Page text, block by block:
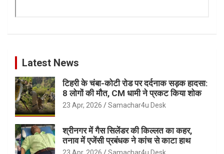
Latest News
टिहरी के चंबा-कोटी रोड पर दर्दनाक सड़क हादसा:
8 लोगों की मौत, CM धामी ने प्रकट किया शोक
23 Apr, 2026 Samachar4u Desk
श्रीनगर में गैस सिलेंडर की किल्लत का कहर,
तनाव में एजेंसी प्रबंधक ने कांच से काटा हाथ
23 Apr, 2026 Samachar4u Desk